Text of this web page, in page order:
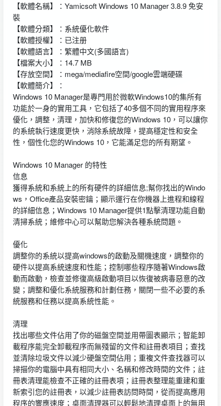
【軟體名稱】：Yamicsoft Windows 10 Manager 3.8.9 免安
裝
【軟體分類】：系統優化軟件
【軟體授權】：已注册
【軟體語言】：繁體中文(多國語言)
【檔案大小】：14.7 MB
【存放空間】：mega/mediafire空間/google雲端硬碟
【軟體簡介】：
Windows 10 Manager是專門用於微軟Windows10的集所有
功能於一身的實用工具，它包括了40多個不同的實用程序來
優化，調整，清理，加快和修復您的Windows 10，可以讓你
的系統執行速度更快，消除系統故障，提高穩定性和安全
性，個性化您的Windows 10，它能滿足您的所有期望。
Windows 10 Manager 的特性
信息
獲得系統和系統上的所有硬件的詳細信息;幫你找出的Windo
ws，Office產品安裝密鑰；顯示運行在你機器上進程和線程
的詳細信息；Windows 10 Manager提供1點擊清理功能自動
清掃系統；維修中心可以幫助您解決各種系統問題。
優化
調整你的系統以提高windows的啟動及關機速度，調整你的
硬件以提高系統速度和性能；控制哪些程序隨著Windows啟
動而啟動，檢查並修復高級啟動項目以恢復被病毒惡意的改
變；調整和優化系統服務和計劃任務，關閉一些不必要的系
統服務和任務以提高系統性能。
清理
找出哪些文件佔用了你的磁盤空間並用帶圖表顯示；智能卸
載程序能完全卸載程序而無殘留的文件和註冊表項目；查找
並清除垃圾文件以減少硬盤空間佔用；重複文件查找器可以
掃描你的電腦中具有相同大小、名稱和修改時間的文件；註
冊表清理能檢查不正確的註冊表項；註冊表整理能重建和重
新索引您的註冊表，以減少註冊表訪問時間，從而提高應用
程序的響應速度；桌面清理器可以輕鬆地清理桌面上的無用